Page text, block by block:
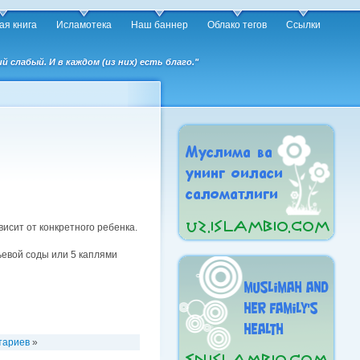
И в каждом (из них) есть благо."
книга Исламотека Наш баннер Облако тегов Ссылки
от конкретного ребенка.
соды или 5 каплями
»